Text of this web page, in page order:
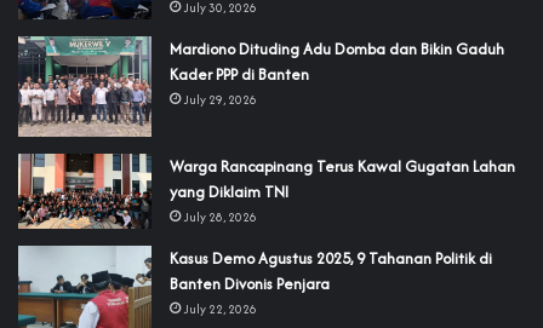
July 30, 2026
‎Mardiono Dituding Adu Domba dan Bikin Gaduh
Kader PPP di Banten
July 29, 2026
‎Warga Rancapinang Terus Kawal Gugatan Lahan
yang Diklaim TNI‎‎
July 28, 2026
‎Kasus Demo Agustus 2025, 9 Tahanan Politik di
Banten Divonis Penjara
July 22, 2026